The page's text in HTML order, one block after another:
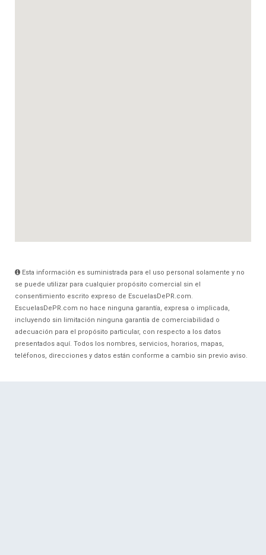
Esta información es suministrada para el uso personal solamente y no
se puede utilizar para cualquier propósito comercial sin el
consentimiento escrito expreso de EscuelasDePR.com.
EscuelasDePR.com no hace ninguna garantía, expresa o implicada,
incluyendo sin limitación ninguna garantía de comerciabilidad o
adecuación para el propósito particular, con respecto a los datos
presentados aquí. Todos los nombres, servicios, horarios, mapas,
teléfonos, direcciones y datos están conforme a cambio sin previo aviso.